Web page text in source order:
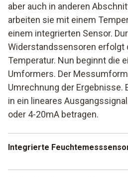
aber auch in anderen
arbeiten sie mit einem
einem integrierten Sensor.
Widerstandssensoren erfolgt
Temperatur. Nun beginnt die
Umformers. Der
Umrechnung der Ergebnisse.
in ein lineares
oder 4-20mA betragen.
Integrierte